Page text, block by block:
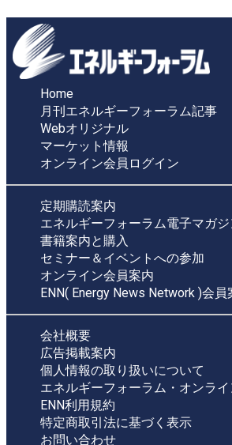
Home
月刊エネルギーフォーラム記事
Webオリジナル
マーケット情報
オンライン会員ログイン
定期購読案内
エネルギーフォーラム電子マガジ
書籍案内と購入
セミナー＆イベントへの参加
オンライン会員案内
ENN( Energy News Network )会員
会社概要
広告掲載案内
個人情報の取り扱いについて
エネルギーフォーラム・オンラ
ENN利用規約
特定商取引法に基づく表示
お問い合わせ